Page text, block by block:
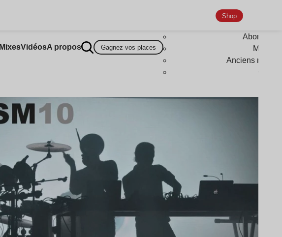
MixesVidéosA propos Gagnez vos places
Shop
Anciens